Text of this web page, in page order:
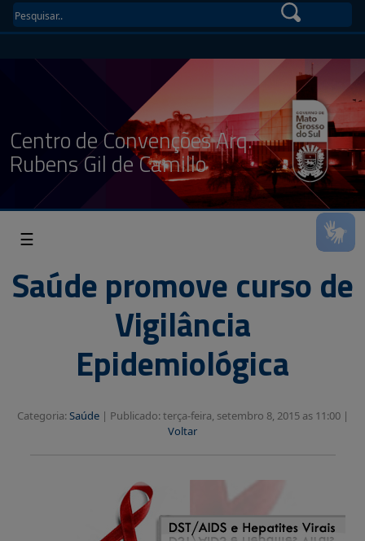
Centro de Convenções Arq.
Rubens Gil de Camillo
☰
Saúde promove curso de
Vigilância
Epidemiológica
Categoria:Saúde| Publicado: terça-feira, setembro 8, 2015 as 11:00 |
Voltar